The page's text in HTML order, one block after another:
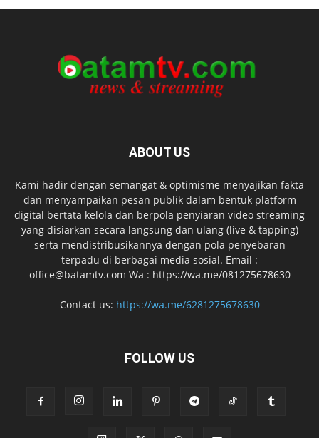
ABOUT US
Kami hadir dengan semangat & optimisme menyajikan fakta
dan menyampaikan pesan publik dalam bentuk platform
digital bertata kelola dan berpola penyiaran video streaming
yang disiarkan secara langsung dan ulang (live & tapping)
serta mendistribusikannya dengan pola penyebaran
terpadu di berbagai media sosial. Email :
office@batamtv.com Wa : https://wa.me/081275678630
Contact us: https://wa.me/6281275678630
FOLLOW US